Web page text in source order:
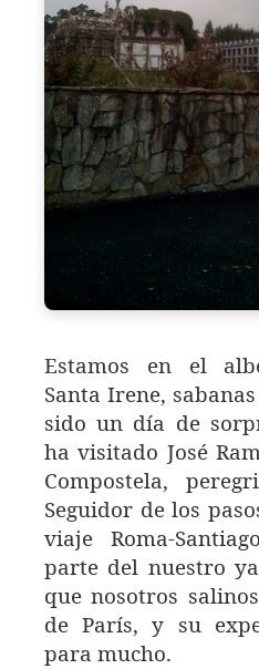
Estamos en el
Santa Irene,
sido un día de
ha visitado José
Compostela,
Seguidor de los
viaje Roma-
parte del nuestro
que nosotros
de París, y su
para mucho.